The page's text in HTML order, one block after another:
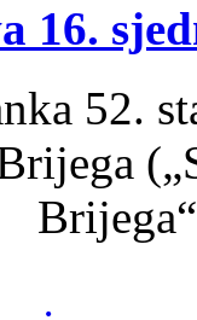
16.
52.